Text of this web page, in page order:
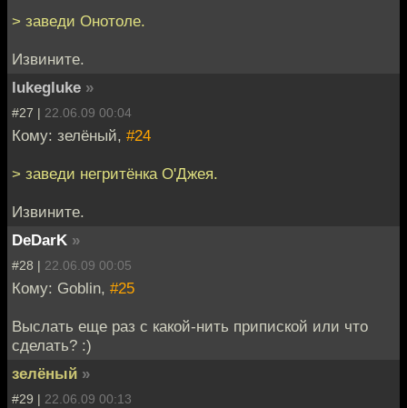
> заведи Онотоле.
Извините.
lukegluke »
#27 | 22.06.09 00:04
Кому: зелёный, #24
> заведи негритёнка О'Джея.
Извините.
DeDarK »
#28 | 22.06.09 00:05
Кому: Goblin, #25
Выслать еще раз с какой-нить припиской или что
сделать? :)
зелёный »
#29 | 22.06.09 00:13